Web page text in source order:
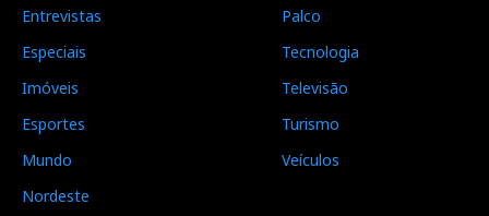
Entrevistas
Especiais
Imóveis
Esportes
Mundo
Nordeste
Palco
Tecnologia
Televisão
Turismo
Veículos